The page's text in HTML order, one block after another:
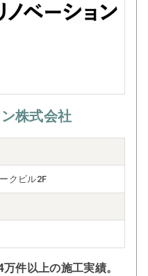
株式会社
クビル2F
件以上の施工実績。